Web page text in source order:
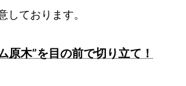
しております。
原木”を目の前で切り立て！